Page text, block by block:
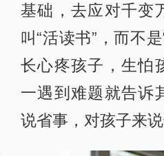
基础，去应对千变
叫“活读书”，而不
长心疼孩子，生怕
一遇到难题就告诉
说省事，对孩子来说